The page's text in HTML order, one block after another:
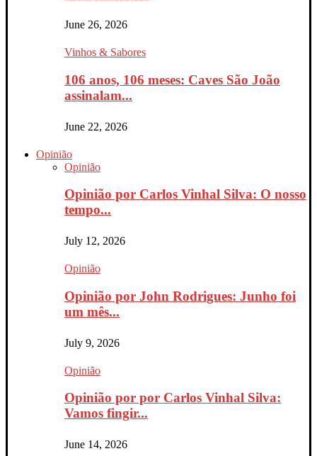
June 26, 2026
Vinhos & Sabores
106 anos, 106 meses: Caves São João
assinalam...
June 22, 2026
Opinião
Opinião
Opinião por Carlos Vinhal Silva: O nosso
tempo...
July 12, 2026
Opinião
Opinião por John Rodrigues: Junho foi
um mês...
July 9, 2026
Opinião
Opinião por por Carlos Vinhal Silva:
Vamos fingir...
June 14, 2026